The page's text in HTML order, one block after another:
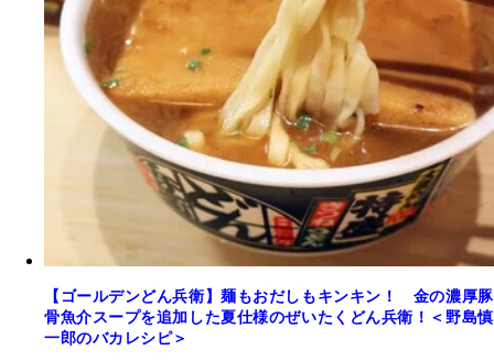
【ゴールデンどん兵衛】麺もおだしもキンキン！ 金の濃厚豚
骨魚介スープを追加した夏仕様のぜいたくどん兵衛！＜野島慎
一郎のバカレシピ＞